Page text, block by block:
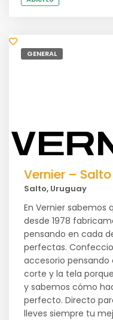
GENERAL
Vernier –
Salto, Uruguay
En Vernier sabemos
desde 1978
pensando en cada
perfectas.
accesorio pensando
corte y la tela
y sabemos cómo
perfecto. Directo
lleves siempre tu